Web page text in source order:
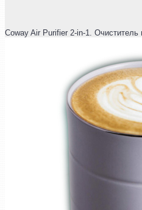
Coway Air Purifier 2-in-1. Очиститель